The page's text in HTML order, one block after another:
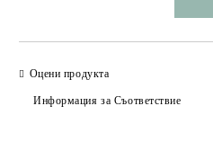
Оцени продукта
Информация за Съответствие